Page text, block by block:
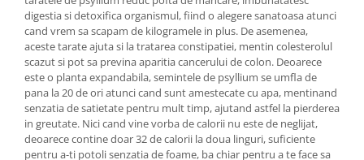
digestia si detoxifica organismul, fiind o alegere sanatoasa atunci
cand vrem sa scapam de kilogramele in plus. De asemenea,
aceste tarate ajuta si la tratarea constipatiei, mentin colesterolul
scazut si pot sa previna aparitia cancerului de colon. Deoarece
este o planta expandabila, semintele de psyllium se umfla de
pana la 20 de ori atunci cand sunt amestecate cu apa, mentinand
senzatia de satietate pentru mult timp, ajutand astfel la pierderea
in greutate. Nici cand vine vorba de calorii nu este de neglijat,
deoarece contine doar 32 de calorii la doua linguri, suficiente
pentru a-ti potoli senzatia de foame, ba chiar pentru a te face sa